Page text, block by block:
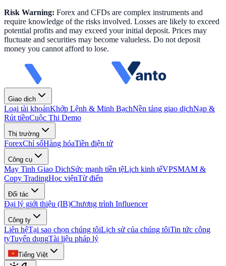
Risk Warning: Forex and CFDs are complex instruments and
require knowledge of the risks involved. Losses are likely to exceed
potential profits and may exceed your initial deposit. Prices may
fluctuate and securities may become valueless. Do not deposit
money you cannot afford to lose.
Giao dịch
Loại tài khoảnKhớp Lệnh & Minh BạchNền tảng giao dịchNạp &
Rút tiềnCuộc Thi Demo
Thị trường
ForexChỉ sốHàng hóaTiền điện tử
Công cụ
May Tinh Giao DichSức mạnh tiền tệLịch kinh tếVPSMAM &
Copy TradingHọc việnTừ điển
Đối tác
Đại lý giới thiệu (IB)Chương trình Influencer
Công ty
Liên hệTại sao chọn chúng tôiLịch sử của chúng tôiTin tức công
tyTuyển dụngTài liệu pháp lý
Tiếng Việt